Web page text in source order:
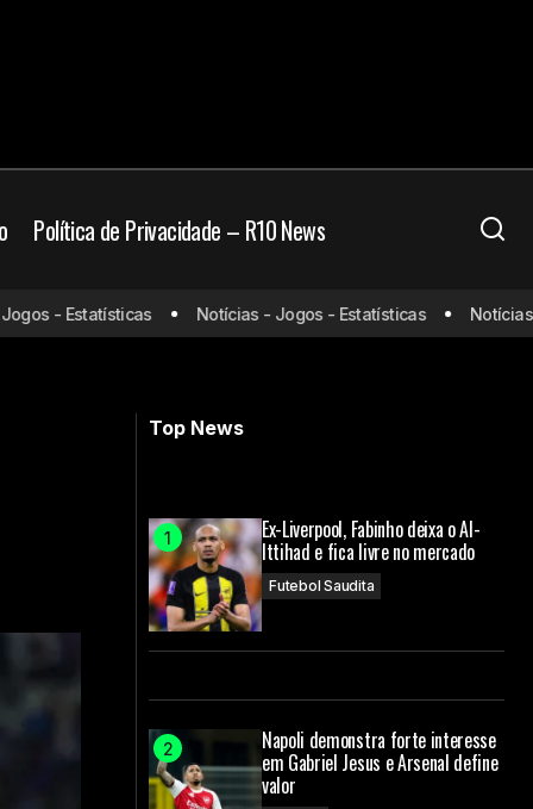
Política de Privacidade – R10 News
na temporada
Bayer massacra e sobe na tabela da
Champions League
- Estatísticas Notícias - Jogos - Estatísticas Notícias -
Top News
Ex-Liverpool, Fabinho deixa o Al-
Ittihad e fica livre no mercado
Futebol Saudita
Napoli demonstra forte interesse
em Gabriel Jesus e Arsenal define
valor